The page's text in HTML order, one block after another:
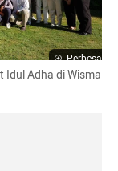
Perbesar
Idul Adha di Wisma